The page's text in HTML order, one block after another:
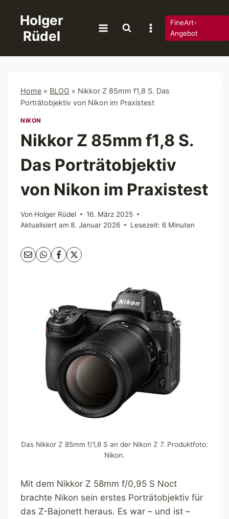
springen
Holger
Rüdel
FineArt-
Angebot
Home » BLOG » Nikkor Z 85mm f1,8 S. Das
Porträtobjektiv von Nikon im Praxistest
NIKON
Nikkor Z 85mm f1,8 S.
Das Porträtobjektiv
von Nikon im Praxistest
Von Holger Rüdel
16. März 2025
Aktualisiert am 8. Januar 2026 Lesezeit: 6 Minuten
Das Nikkor Z 85mm f/1,8 S an der Nikon Z 7. Produktfoto:
Nikon.
Mit dem Nikkor Z 58mm f/0,95 S Noct
brachte Nikon sein erstes Porträtobjektiv für
das Z-Bajonett heraus. Es war – und ist –